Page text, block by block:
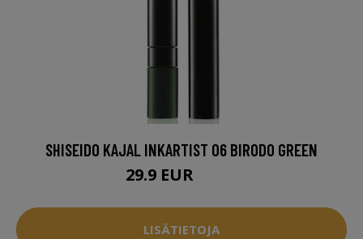
SHISEIDO KAJAL INKARTIST 06 BIRODO GREEN
29.9 EUR
LISÄTIETOJA